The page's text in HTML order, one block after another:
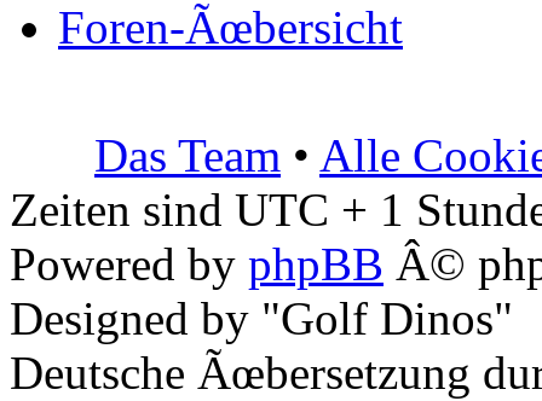
Foren-Ãœbersicht
Das Team • Alle
Zeiten sind UTC + 1
Powered by phpBB Â©
Designed by "Golf Dinos"
Deutsche Ãœbersetzung